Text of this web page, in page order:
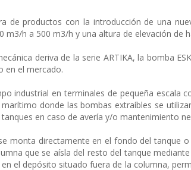
de productos con la introducción de una
m3/h a 500 m3/h y una altura de elevación de
deriva de la serie ARTIKA, la bomba
en el mercado.
industrial en terminales de pequeña escala
donde las bombas extraíbles se
en caso de avería y/o mantenimiento
monta directamente en el fondo del tanque
que se aísla del resto del tanque
el depósito situado fuera de la columna,